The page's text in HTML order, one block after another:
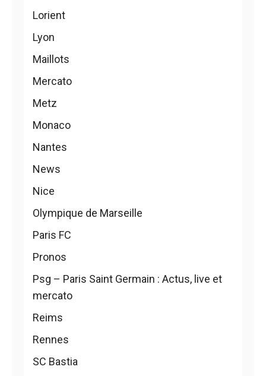
Lorient
Lyon
Maillots
Mercato
Metz
Monaco
Nantes
News
Nice
Olympique de Marseille
Paris FC
Pronos
Psg – Paris Saint Germain : Actus, live et
mercato
Reims
Rennes
SC Bastia